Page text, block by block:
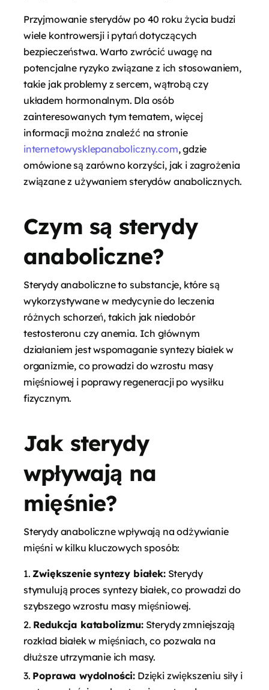
Przyjmowanie sterydów po 40 roku życia budzi
wiele kontrowersji i pytań dotyczących
bezpieczeństwa. Warto zwrócić uwagę na
potencjalne ryzyko związane z ich stosowaniem,
takie jak problemy z sercem, wątrobą czy
układem hormonalnym. Dla osób
zainteresowanych tym tematem, więcej
informacji można znaleźć na stronie
internetowysklepanaboliczny.com, gdzie
omówione są zarówno korzyści, jak i zagrożenia
związane z używaniem sterydów anabolicznych.
Czym są sterydy
anaboliczne?
Sterydy anaboliczne to substancje, które są
wykorzystywane w medycynie do leczenia
różnych schorzeń, takich jak niedobór
testosteronu czy anemia. Ich głównym
działaniem jest wspomaganie syntezy białek w
organizmie, co prowadzi do wzrostu masy
mięśniowej i poprawy regeneracji po wysiłku
fizycznym.
Jak sterydy
wpływają na
mięśnie?
Sterydy anaboliczne wpływają na odżywianie
mięśni w kilku kluczowych sposób:
Zwiększenie syntezy białek:Sterydy
stymulują proces syntezy białek, co prowadzi do
szybszego wzrostu masy mięśniowej.
Redukcja katabolizmu:Sterydy zmniejszają
rozkład białek w mięśniach, co pozwala na
dłuższe utrzymanie ich masy.
Poprawa wydolności: Dzięki zwiększeniu siły i